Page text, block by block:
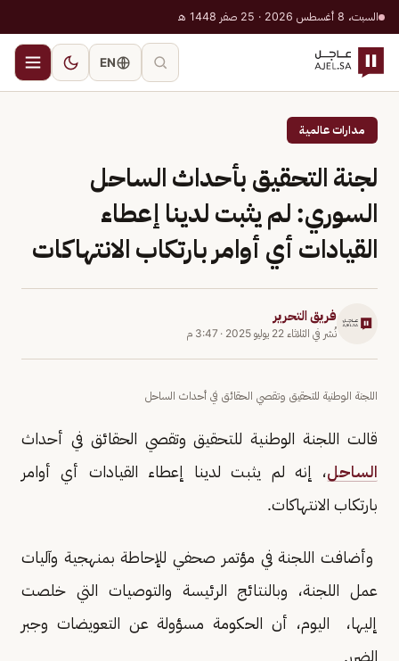
السبت، 8 أغسطس 2026 · 25 صفر 1448 هـ
EN
مدارات عالمية
لجنة التحقيق بأحداث الساحل
السوري: لم يثبت لدينا إعطاء
القيادات أي أوامر بارتكاب الانتهاكات
فريق التحرير
نُشر في الثلاثاء 22 يوليو 2025 · 3:47 م
اللجنة الوطنية للتحقيق وتقصي الحقائق في أحداث الساحل
قالت اللجنة الوطنية للتحقيق وتقصي الحقائق في أحداث
الساحل، إنه لم يثبت لدينا إعطاء القيادات أي أوامر
بارتكاب الانتهاكات.
وأضافت اللجنة في مؤتمر صحفي للإحاطة بمنهجية وآليات
عمل اللجنة، وبالنتائج الرئيسة والتوصيات التي خلصت
إليها، اليوم، أن الحكومة مسؤولة عن التعويضات وجبر
الضرر.